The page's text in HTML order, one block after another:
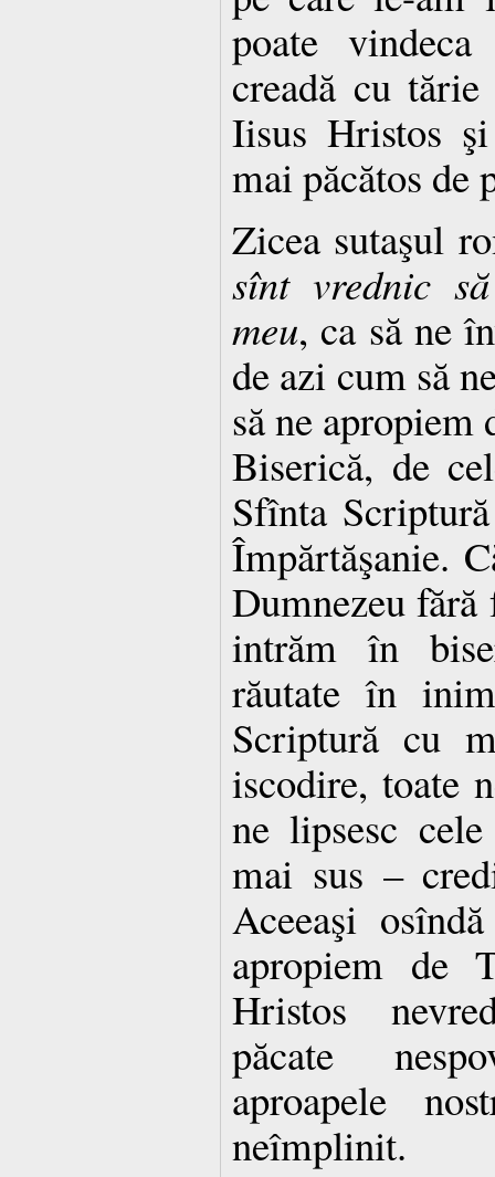
poate
creadă cu
Iisus Hristos
mai păcătos de
Zicea sutaşul
sînt vrednic
meu, ca să ne
de azi cum să
să ne apropiem
Biserică, de
Sfînta
Împărtăşanie.
Dumnezeu
intrăm în
răutate în
Scriptură cu
iscodire, toate
ne lipsesc
mai sus –
Aceeaşi
apropiem de
Hristos
păcate
aproapele
neîmplinit.